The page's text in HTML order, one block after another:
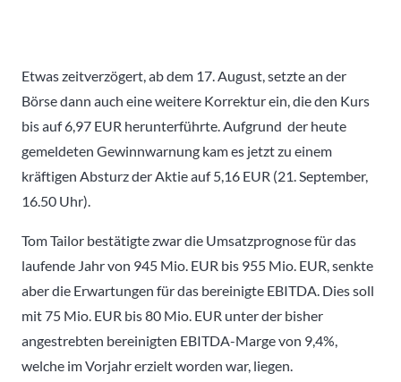
Etwas zeitverzögert, ab dem 17. August, setzte an der
Börse dann auch eine weitere Korrektur ein, die den Kurs
bis auf 6,97 EUR herunterführte. Aufgrund der heute
gemeldeten Gewinnwarnung kam es jetzt zu einem
kräftigen Absturz der Aktie auf 5,16 EUR (21. September,
16.50 Uhr).
Tom Tailor bestätigte zwar die Umsatzprognose für das
laufende Jahr von 945 Mio. EUR bis 955 Mio. EUR, senkte
aber die Erwartungen für das bereinigte EBITDA. Dies soll
mit 75 Mio. EUR bis 80 Mio. EUR unter der bisher
angestrebten bereinigten EBITDA-Marge von 9,4%,
welche im Vorjahr erzielt worden war, liegen.